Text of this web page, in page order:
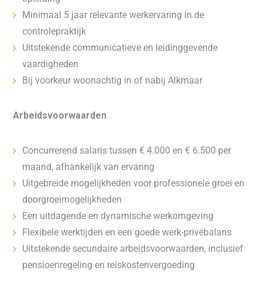
Minimaal 5 jaar relevante werkervaring in de
controlepraktijk
Uitstekende communicatieve en leidinggevende
vaardigheden
Bij voorkeur woonachtig in of nabij Alkmaar
Arbeidsvoorwaarden
Concurrerend salaris tussen € 4.000 en € 6.500 per
maand, afhankelijk van ervaring
Uitgebreide mogelijkheden voor professionele groei en
doorgroeimogelijkheden
Een uitdagende en dynamische werkomgeving
Flexibele werktijden en een goede werk-privébalans
Uitstekende secundaire arbeidsvoorwaarden, inclusief
pensioenregeling en reiskostenvergoeding